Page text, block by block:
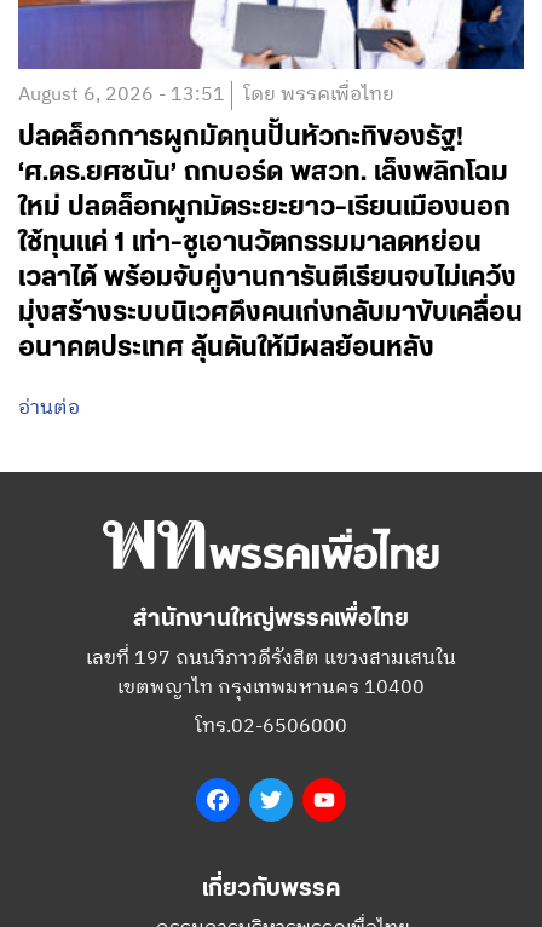
August 6, 2026 - 13:51 โดย พรรคเพื่อไทย
ปลดล็อกการผูกมัดทุนปั้นหัวกะทิของรัฐ!
‘ศ.ดร.ยศชนัน’ ถกบอร์ด พสวท. เล็งพลิกโฉม
ใหม่ ปลดล็อกผูกมัดระยะยาว-เรียนเมืองนอก
ใช้ทุนแค่ 1 เท่า-ชูเอานวัตกรรมมาลดหย่อน
เวลาได้ พร้อมจับคู่งานการันตีเรียนจบไม่เคว้ง
มุ่งสร้างระบบนิเวศดึงคนเก่งกลับมาขับเคลื่อน
อนาคตประเทศ ลุ้นดันให้มีผลย้อนหลัง
อ่านต่อ
สำนักงานใหญ่พรรคเพื่อไทย
เลขที่ 197 ถนนวิภาวดีรังสิต แขวงสามเสนใน
เขตพญาไท กรุงเทพมหานคร 10400
โทร.02-6506000
FacebookTwitter
เกี่ยวกับพรรค